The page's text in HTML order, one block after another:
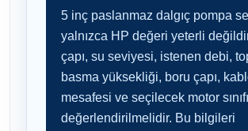
5 inç paslanmaz dalgıç pompa
yalnızca HP değeri yeterli
çapı, su seviyesi, istenen debi,
basma yüksekliği, boru çapı,
mesafesi ve seçilecek motor
değerlendirilmelidir. Bu bilgileri